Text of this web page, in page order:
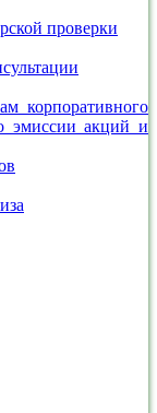
проверки
корпоративного
эмиссии акций и